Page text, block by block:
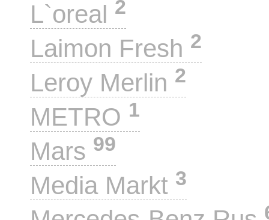
L`oreal 2
Laimon Fresh 2
Leroy Merlin 2
METRO 1
Mars 99
Media Markt 3